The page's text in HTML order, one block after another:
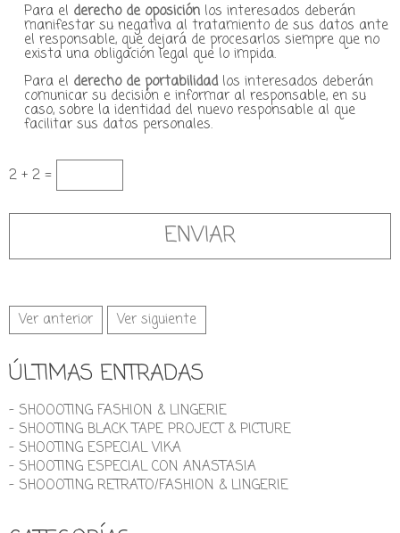
Para el derecho de oposiciónlos interesados deberán
manifestar su negativa al tratamiento de sus datos ante
el responsable, que dejará de procesarlos siempre que no
exista una obligación legal que lo impida.
Para el derecho de portabilidadlos interesados deberán
comunicar su decisión e informar al responsable, en su
caso, sobre la identidad del nuevo responsable al que
facilitar sus datos personales.
2 + 2 =
Ver anterior Ver siguiente
ÚLTIMAS ENTRADAS
- SHOOOTING FASHION & LINGERIE
- SHOOTING BLACK TAPE PROJECT & PICTURE
- SHOOTING ESPECIAL VIKA
- SHOOTING ESPECIAL CON ANASTASIA
- SHOOOTING RETRATO/FASHION & LINGERIE